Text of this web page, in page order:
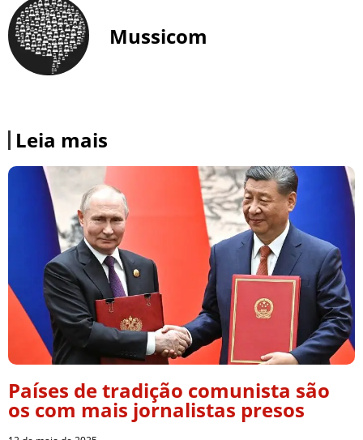
Mussicom
Leia mais
Países de tradição comunista são
os com mais jornalistas presos